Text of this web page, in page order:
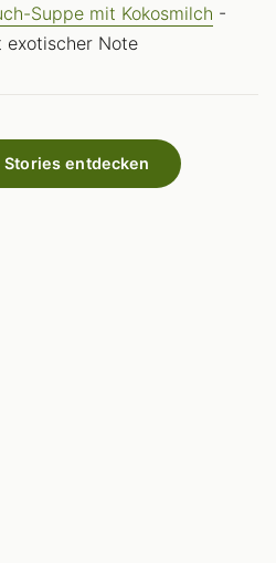
Suppe mit Kokosmilch -
exotischer Note
Stories entdecken